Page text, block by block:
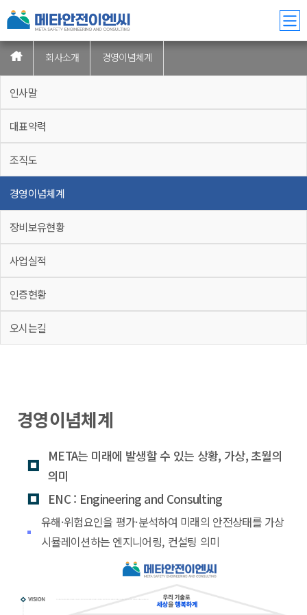
인사말
대표약력
조직도
경영이념체계
장비보유현황
사업실적
인증현황
오시는길
회사소개 경영이념체계
경영이념체계
META는 미래에 발생할 수 있는 상황, 가상, 초월의
의미
ENC : Engineering and Consulting
유해·위험요인을 평가·분석하여 미래의 안전상태를 가상
시뮬레이션하는 엔지니어링, 컨설팅 의미